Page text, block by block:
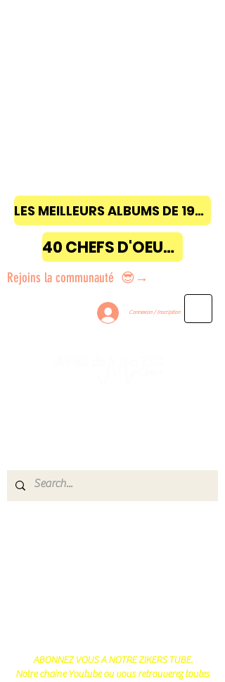
LES MEILLEURS ALBUMS DE 1968 à 2018
40 CHEFS D'OEUVRE
Rejoins la communauté 😎→
Connexion / Inscription
ABONNEZ VOUS A NOTRE ZIKERS TUBE.
Notre chaine Youtube ou vous retrouverez toutes